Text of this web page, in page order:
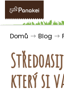
Přejít
obsah
Domů Blog
který si
K
o Zpět
Zpět